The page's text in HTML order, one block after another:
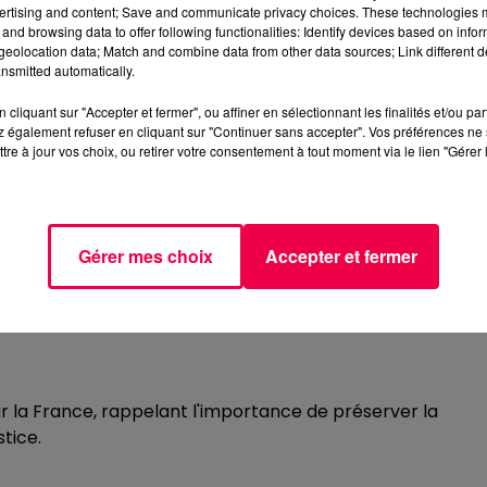
décédé il y a 80 ans. Le 21 février 1944, au Mont-
des Allemands, marquant un acte héroïque dans la
Pierre-Mendès-France de Contrexéville, rappelant
Laganier, Recteur Académique de la Région Grand
qui ont sacrifié leur vie pour la liberté.
Région Grand Est
face à l'adversité. Son sacrifice reste un
la France, rappelant l'importance de préserver la
and content; Save and communicate privacy choices. These technologies
browsing data to offer following functionalities: Identify devices based on
data; Match and combine data from other data sources; Link different
automatically.
cliquant sur "Accepter et fermer", ou affiner en sélectionnant les finalités et/ou
également refuser en cliquant sur "Continuer sans accepter". Vos préférences
à jour vos choix, ou retirer votre consentement à tout moment via le lien
Gérer mes choix Accepter et fermer